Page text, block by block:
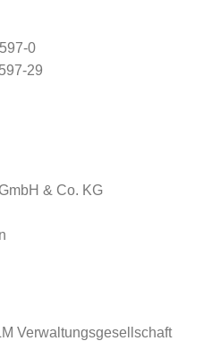
0
29
& Co. KG
Verwaltungsgesellschaft